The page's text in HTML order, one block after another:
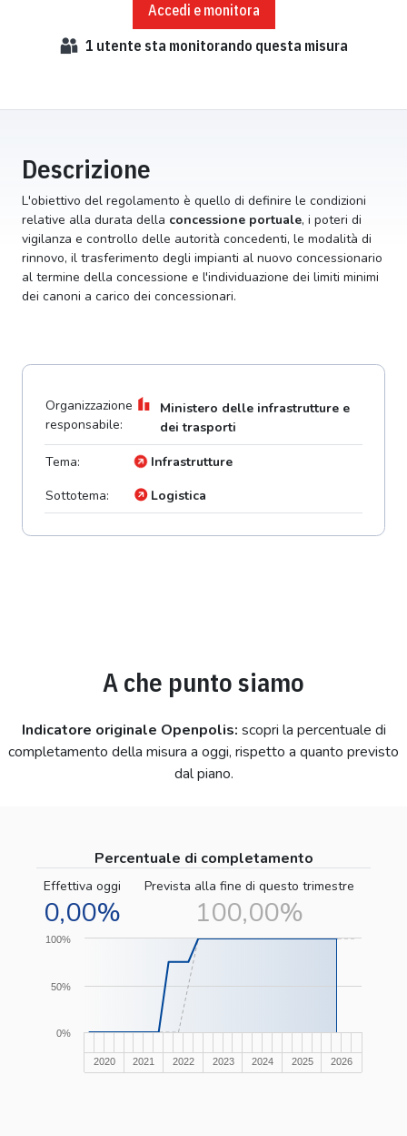
Accedi e monitora
1 utente sta monitorando questa misura
Descrizione
L'obiettivo del regolamento è quello di definire le condizioni
relative alla durata della concessione portuale, i poteri di
vigilanza e controllo delle autorità concedenti, le modalità di
rinnovo, il trasferimento degli impianti al nuovo concessionario
al termine della concessione e l'individuazione dei limiti minimi
dei canoni a carico dei concessionari.
Organizzazione
responsabile:
Ministero delle infrastrutture e
dei trasporti
Tema:
Infrastrutture
Sottotema:
Logistica
A che punto siamo
Indicatore originale Openpolis: scopri la percentuale di
completamento della misura a oggi, rispetto a quanto previsto
dal piano.
Percentuale di completamento
Effettiva oggi Prevista alla fine di questo trimestre
0,00% 100,00%
2020 2021 2022 2023 2024 2025 2026
0%
50%
100%